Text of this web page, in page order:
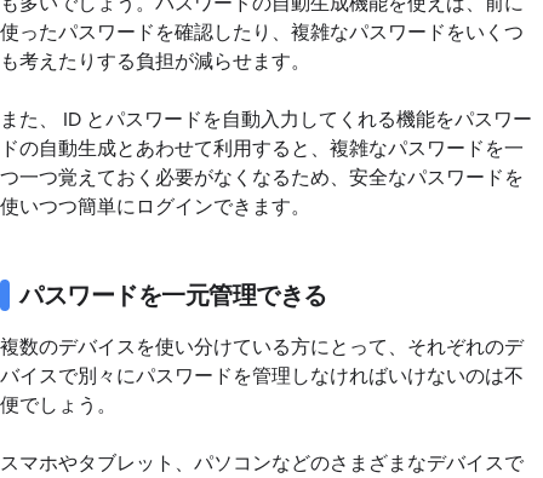
使ったパスワードを確認したり、複雑なパスワードをいくつ
も考えたりする負担が減らせます。
また、 ID とパスワードを自動入力してくれる機能をパスワー
ドの自動生成とあわせて利用すると、複雑なパスワードを一
つ一つ覚えておく必要がなくなるため、安全なパスワードを
使いつつ簡単にログインできます。
パスワードを一元管理できる
複数のデバイスを使い分けている方にとって、それぞれのデ
バイスで別々にパスワードを管理しなければいけないのは不
便でしょう。
スマホやタブレット、パソコンなどのさまざまなデバイスで